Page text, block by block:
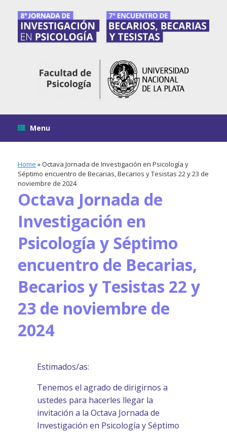
content
Menu
Home »Octava Jornada de Investigación en Psicología y
Séptimo encuentro de Becarias, Becarios y Tesistas 22 y 23 de
noviembre de 2024
Octava Jornada de
Investigación en
Psicología y Séptimo
encuentro de Becarias,
Becarios y Tesistas 22 y
23 de noviembre de
2024
Estimados/as:
Tenemos el agrado de dirigirnos a
ustedes para hacerles llegar la
invitación a la Octava Jornada de
Investigación en Psicología y Séptimo